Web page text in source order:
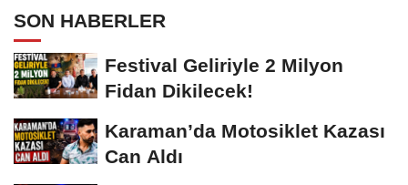
SON HABERLER
Festival Geliriyle 2 Milyon
Fidan Dikilecek!
Karaman’da Motosiklet Kazası
Can Aldı